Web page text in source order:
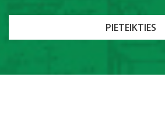
PIETEIKTIES